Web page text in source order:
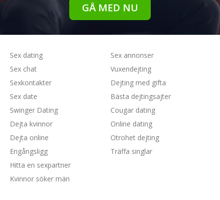
GÅ MED NU
Sex dating
Sex chat
Sexkontakter
Sex date
Swinger Dating
Sex annonser
Vuxendejting
Dejting med gifta
Bästa dejtingsajter
Cougar dating
Dejta kvinnor
Dejta online
Engångsligg
Hitta en sexpartner
Kvinnor söker män
Online dating
Otrohet dejting
Träffa singlar